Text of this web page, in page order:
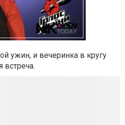
ужин, и вечеринка в кругу
встреча.